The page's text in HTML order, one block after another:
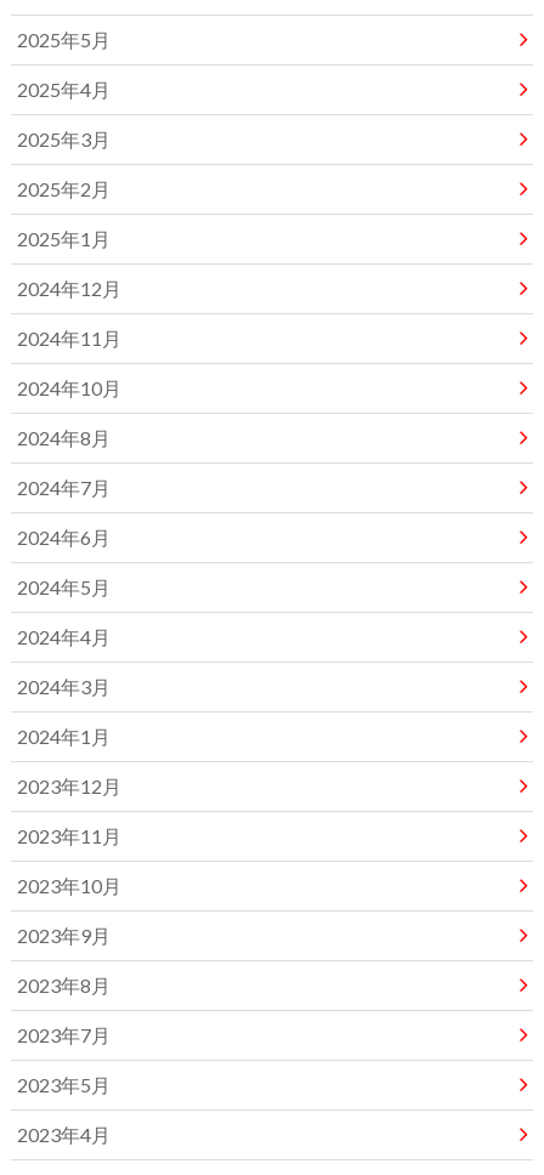
2025年5月
2025年4月
2025年3月
2025年2月
2025年1月
2024年12月
2024年11月
2024年10月
2024年8月
2024年7月
2024年6月
2024年5月
2024年4月
2024年3月
2024年1月
2023年12月
2023年11月
2023年10月
2023年9月
2023年8月
2023年7月
2023年5月
2023年4月